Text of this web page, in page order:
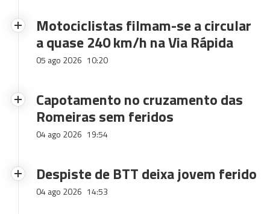
Motociclistas filmam-se a circular
a quase 240 km/h na Via Rápida
05 ago 2026 10:20
Capotamento no cruzamento das
Romeiras sem feridos
04 ago 2026 19:54
Despiste de BTT deixa jovem ferido
04 ago 2026 14:53